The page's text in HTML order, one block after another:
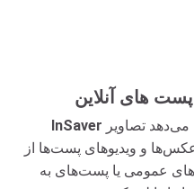
پست های آنلاین
InSaver
عکس‌ها و ویدیوهای پست‌ها از
عمومی یا پست‌های به